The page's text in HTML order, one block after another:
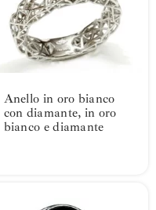
Anello in oro bianco
con diamante, in oro
bianco e diamante